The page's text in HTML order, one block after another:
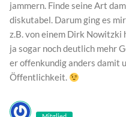
jammern. Finde seine Art
diskutabel. Darum ging es
z.B. von einem Dirk
ja sogar noch deutlich mehr
er offenkundig anders damit
Öffentlichkeit.